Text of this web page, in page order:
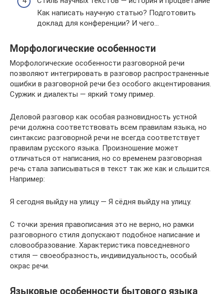
Как написать научную статью? Подготовить
доклад для конференции? И чего…
Морфологические особенности
Морфологические особенности разговорной речи
позволяют интегрировать в разговор распространенные
ошибки в разговорной речи без особого акцентирования.
Суржик и диалекты — яркий тому пример.
Деловой разговор как особая разновидность устной
речи должна соответствовать всем правилам языка, но
синтаксис разговорной речи не всегда соответствует
правилам русского языка. Произношение может
отличаться от написания, но со временем разговорная
речь стала записываться в текст так же как и слышится.
Например:
Я сегодня выйду на улицу — Я сёдня выйду на улицу.
С точки зрения правописания это не верно, но рамки
разговорного стиля допускают подобное написание и
словообразование. Характеристика повседневного
стиля — своеобразность, индивидуальность, особый
окрас речи.
Языковые особенности бытового языка